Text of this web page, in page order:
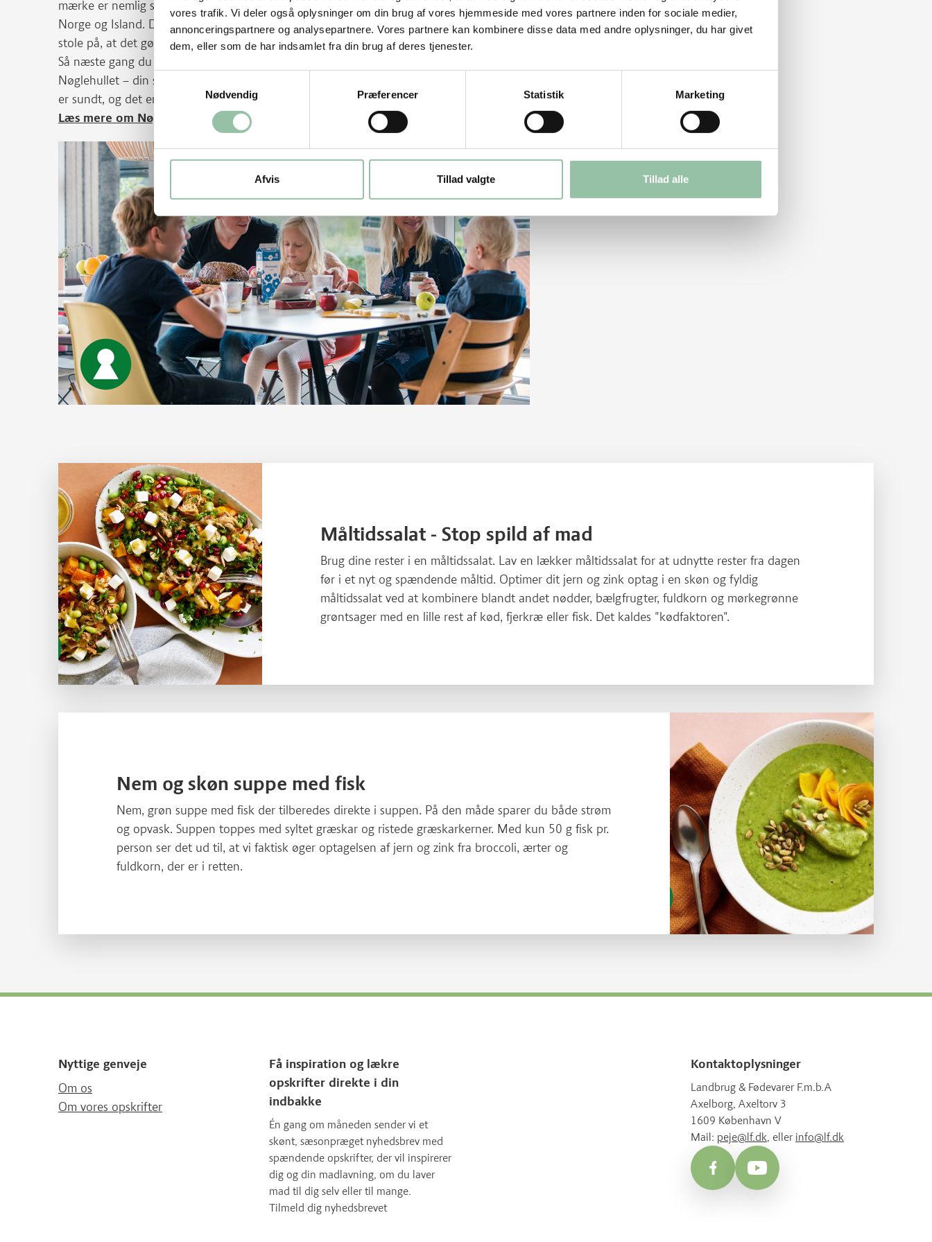
vores trafik. Vi deler også oplysninger om din brug af vores hjemmeside med vores partnere inden for sociale medier,
annonceringspartnere og analysepartnere. Vores partnere kan kombinere disse data med andre oplysninger, du har givet
dem, eller som de har indsamlet fra din brug af deres tjenester.
Samtykkevalg
Nødvendig
Præferencer Statistik Marketing
Afvis Tillad valgte Tillad alle
mærke er nemlig skrappe og fastsættes af fødevaremyndighederne i Danmark, Sverige,
Norge og Island. De bygger på De officielle Kostråd og solid forskning, så du kan trygt
stole på, at det gør en forskel.
Så næste gang du handler, hvorfor ikke tage den nemme (og sundere) vej? Kig efter
Nøglehullet – din smutvej til at fylde kurven med sundhed og god smag. Det er nemt, det
er sundt, og det er lige til at gå til.
Læs mere om Nøglehullet her
Måltidssalat - Stop spild af mad
Brug dine rester i en måltidssalat. Lav en lækker måltidssalat for at udnytte rester fra dagen
før i et nyt og spændende måltid. Optimer dit jern og zink optag i en skøn og fyldig
måltidssalat ved at kombinere blandt andet nødder, bælgfrugter, fuldkorn og mørkegrønne
grøntsager med en lille rest af kød, fjerkræ eller fisk. Det kaldes "kødfaktoren".
Læs mere om Måltidssalat - Stop spild af mad
Nem og skøn suppe med fisk
Nem, grøn suppe med fisk der tilberedes direkte i suppen. På den måde sparer du både strøm
og opvask. Suppen toppes med syltet græskar og ristede græskarkerner. Med kun 50 g fisk pr.
person ser det ud til, at vi faktisk øger optagelsen af jern og zink fra broccoli, ærter og
fuldkorn, der er i retten.
Nyttige genveje
Om os
Om vores opskrifter
Få inspiration og lækre
opskrifter direkte i din
indbakke
Én gang om måneden sender vi et
skønt, sæsonpræget nyhedsbrev med
spændende opskrifter, der vil inspirerer
dig og din madlavning, om du laver
mad til dig selv eller til mange.
Tilmeld dig nyhedsbrevet
Kontaktoplysninger
Landbrug & Fødevarer F.m.b.A
Axelborg, Axeltorv 3
1609 København V
Mail: peje@lf.dk, eller info@lf.dk
FacebookYouTube